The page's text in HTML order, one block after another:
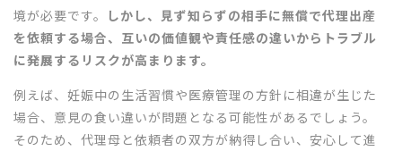
境が必要です。
しかし、見ず知らずの相手に無償で代理出産
を依頼する場合、互いの価値観や責任感の違いからトラブル
に発展するリスクが高まります。
例えば、妊娠中の生活習慣や医療管理の方針に相違が生じた
場合、意見の食い違いが問題となる可能性があるでしょう。
そのため、代理母と依頼者の双方が納得し合い、安心して進